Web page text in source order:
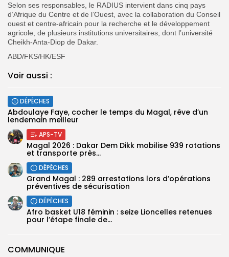
COMMUNIQUE
Selon ses responsables, le RADIUS intervient dans cinq pays
d’Afrique du Centre et de l’Ouest, avec la collaboration du Conseil
ouest et centre-africain pour la recherche et le développement
agricole, de plusieurs institutions universitaires, dont l’université
Cheikh-Anta-Diop de Dakar.
ABD/FKS/HK/ESF
Voir aussi :
DÉPÊCHES
Abdoulaye Faye, cocher le temps du Magal, rêve d’un
lendemain meilleur
APS-TV
Magal 2026 : Dakar Dem Dikk mobilise 939 rotations
et transporte près...
DÉPÊCHES
Grand Magal : 289 arrestations lors d’opérations
préventives de sécurisation
DÉPÊCHES
‎Afro basket U18 féminin : seize Lioncelles retenues
pour l’étape finale de...